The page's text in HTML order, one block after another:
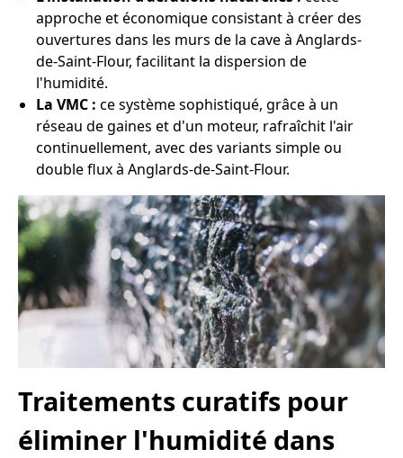
approche et économique consistant à créer des
ouvertures dans les murs de la cave à Anglards-
de-Saint-Flour, facilitant la dispersion de
l'humidité.
La VMC : ce système sophistiqué, grâce à un
réseau de gaines et d'un moteur, rafraîchit l'air
continuellement, avec des variants simple ou
double flux à Anglards-de-Saint-Flour.
Traitements curatifs pour
éliminer l'humidité dans